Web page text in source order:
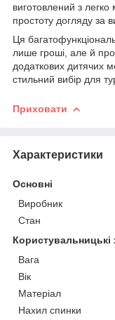
виготовлений з
простоту догляду за
Ця
лише гроші, але й
додаткових дитячих
стильний вибір для
Приховати
Характеристики
Основні
Виробник
Стан
Користувальницькі
Вага
Вік
Матеріал
Нахил спинки